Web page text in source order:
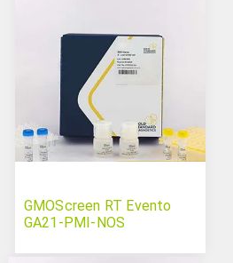
GMOScreen RT Evento
GA21-PMI-NOS